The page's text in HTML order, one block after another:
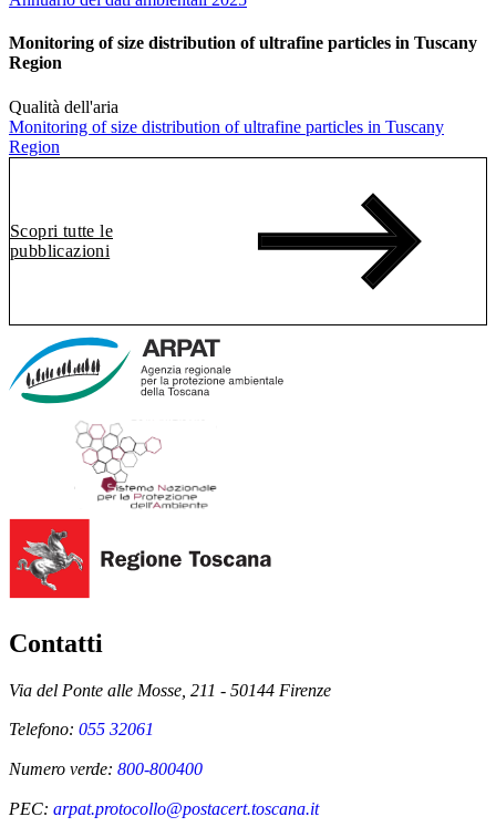
Monitoring of size distribution of ultrafine particles in Tuscany
Region
Qualità dell'aria
Monitoring of size distribution of ultrafine particles in Tuscany
Region
Scopri tutte le
pubblicazioni
Contatti
Via del Ponte alle Mosse, 211 - 50144 Firenze
Telefono: 055 32061
Numero verde: 800-800400
PEC: arpat.protocollo@postacert.toscana.it